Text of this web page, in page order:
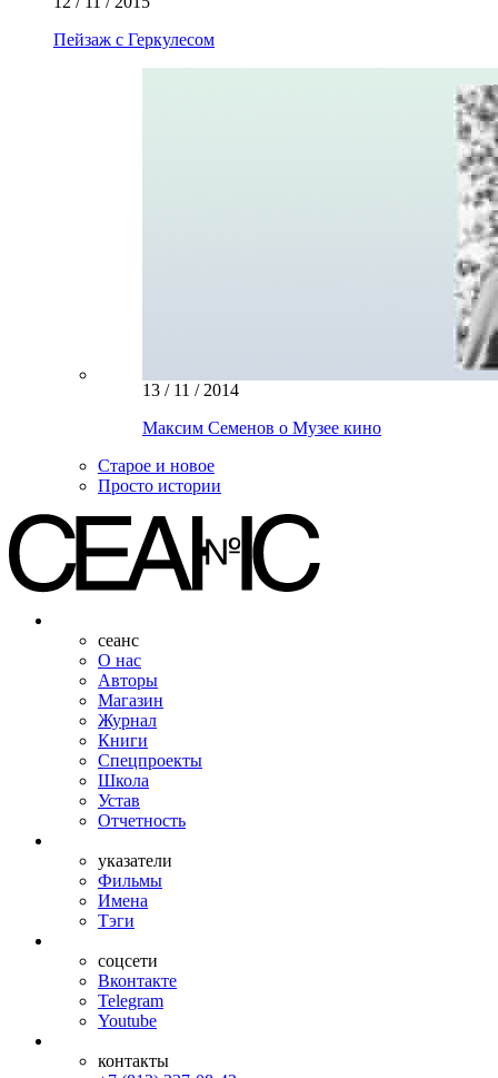
Пейзаж с Геркулесом
13 / 11 / 2014
Максим Семенов о Музее кино
Старое и новое
Просто истории
сеанс
О нас
Авторы
Магазин
Журнал
Книги
Спецпроекты
Школа
Устав
Отчетность
указатели
Фильмы
Имена
Тэги
соцсети
Вконтакте
Telegram
Youtube
контакты